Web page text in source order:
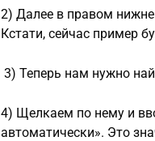
2) Далее в правом
Кстати, сейчас пример
3) Теперь нам нужно
4) Щелкаем по нему и
автоматически». Это